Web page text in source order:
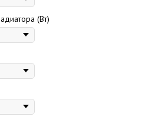
(Вт)